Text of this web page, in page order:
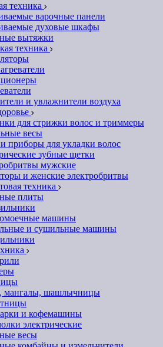
техника
варочные панели
духовые шкафы
вытяжки
техника
и увлажнители воздуха
для стрижки волос и триммеры
весы
приборы для укладки волос
зубные щетки
мужские
и женские электробритвы
техника
плиты
машины
и сушильные машины
мангалы, шашлычницы
и кофемашины
электрические
весы